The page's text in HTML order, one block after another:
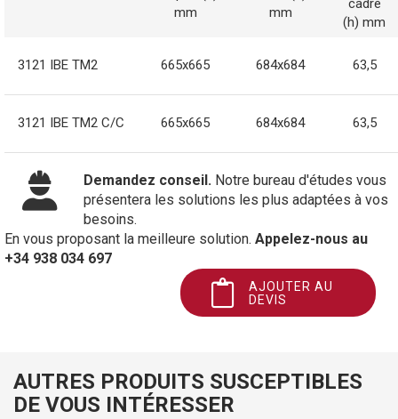
mm
mm
cadre
(h) mm
3121 IBE TM2 665x665 684x684 63,5
3121 IBE TM2 C/C 665x665 684x684 63,5
Demandez conseil. Notre bureau d'études vous
présentera les solutions les plus adaptées à vos
besoins.
En vous proposant la meilleure solution. Appelez-nous au
+34 938 034 697
AJOUTER AU
DEVIS
AUTRES PRODUITS SUSCEPTIBLES
DE VOUS INTÉRESSER